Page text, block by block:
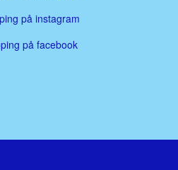
på instagram
på facebook